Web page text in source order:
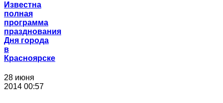
Известна
полная
программа
празднования
Дня города
в
Красноярске
28 июня
2014 00:57